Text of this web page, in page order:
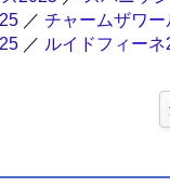
／ チャームザワ
／ ルイドフィー